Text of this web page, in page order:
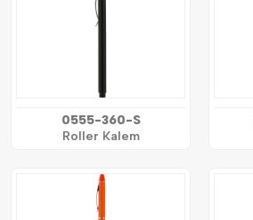
0555-360-S
Roller Kalem